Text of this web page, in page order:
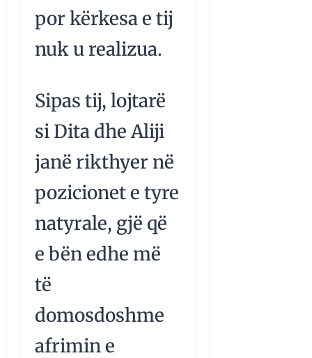
por kërkesa e tij
nuk u realizua.
Sipas tij, lojtarë
si Dita dhe Aliji
janë rikthyer në
pozicionet e tyre
natyrale, gjë që
e bën edhe më
të
domosdoshme
afrimin e